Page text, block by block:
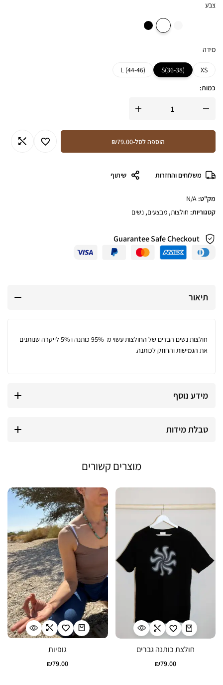
צבע
מידה
XS
(S(36-38
(L (44-46
כמות:
הוספה לסל-
₪79.00
משלוחים והחזרות שיתוף
מק"ט: N/A
קטגוריות: חולצות, מבצעים, נשים
Guarantee Safe Checkout
תיאור
חולצות נשים הבדים של החולצות עשוי מ- 95% כותנה ו 5% לייקרה שנותנים
את הגמישות והחוזק לכותנה.
מידע נוסף
טבלת מידות
מוצרים קשורים
חולצת כותנה גברים
₪79.00
גופיות
₪79.00